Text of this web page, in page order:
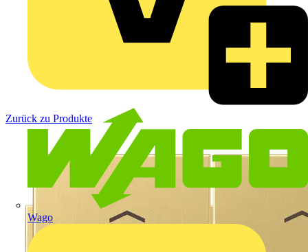
Wago
Zurück zu Produkte